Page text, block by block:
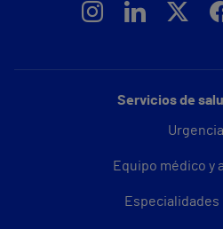
Servicios de
Equipo médico y
Especialidades